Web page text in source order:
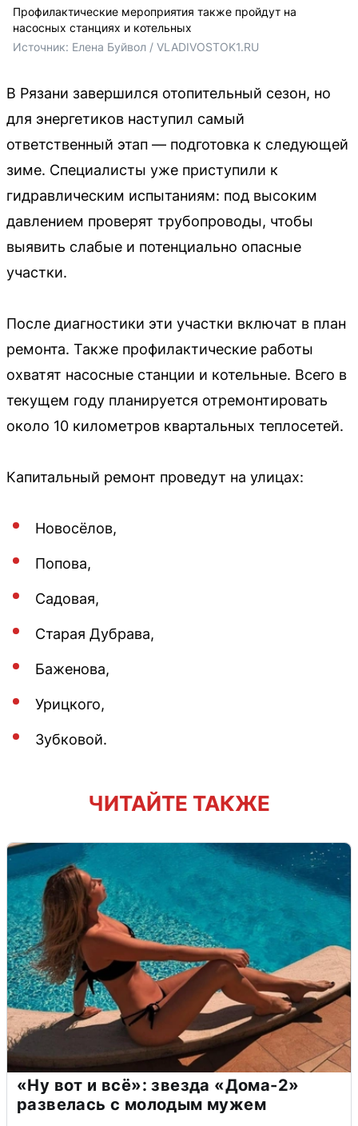
Профилактические мероприятия также пройдут на
насосных станциях и котельных
Источник: Елена Буйвол / VLADIVOSTOK1.RU
В Рязани завершился отопительный сезон, но
для энергетиков наступил самый
ответственный этап — подготовка к следующей
зиме. Специалисты уже приступили к
гидравлическим испытаниям: под высоким
давлением проверят трубопроводы, чтобы
выявить слабые и потенциально опасные
участки.
После диагностики эти участки включат в план
ремонта. Также профилактические работы
охватят насосные станции и котельные. Всего в
текущем году планируется отремонтировать
около 10 километров квартальных теплосетей.
Капитальный ремонт проведут на улицах:
Новосёлов,
Попова,
Садовая,
Старая Дубрава,
Баженова,
Урицкого,
Зубковой.
ЧИТАЙТЕ ТАКЖЕ
«Ну вот и всё»: звезда «Дома-2»
развелась с молодым мужем